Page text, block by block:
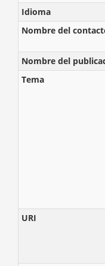
Idioma
Nombre del
Nombre del
Tema
URI